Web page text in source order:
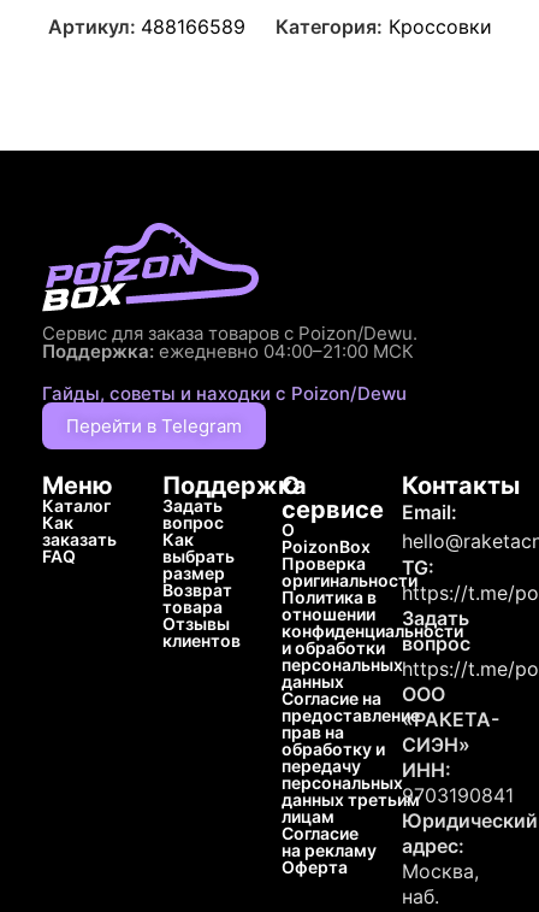
Артикул: 488166589 Категория: Кроссовки
Сервис для заказа товаров с Poizon/Dewu.
Поддержка: ежедневно 04:00–21:00 МСК
Гайды, советы и находки с Poizon/Dewu
Перейти в Telegram
Меню
Каталог
Как
заказать
FAQ
Поддержка
Задать
вопрос
Как
выбрать
размер
Возврат
товара
Отзывы
клиентов
О
сервисе
О
PoizonBox
Проверка
оригинальности
Политика в
отношении
конфиденциальности
и обработки
персональных
данных
Согласие на
предоставление
прав на
обработку и
передачу
персональных
данных третьим
лицам
Согласие
на рекламу
Оферта
Контакты
Email:
TG:
https://t.me/
Задать
вопрос
https://t.me/
ООО
«РАКЕТА-
СИЭН»
ИНН:
9703190841
Юридический
адрес:
Москва,
наб.